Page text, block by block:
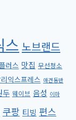
스 노브랜드
러스 맛집 무선청소
익스프레스 애견동반
두 웨이브 음성 이마
쿠팡 티빙 편스